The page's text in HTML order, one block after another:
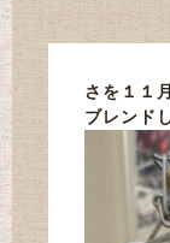
さを１１
ブレンド